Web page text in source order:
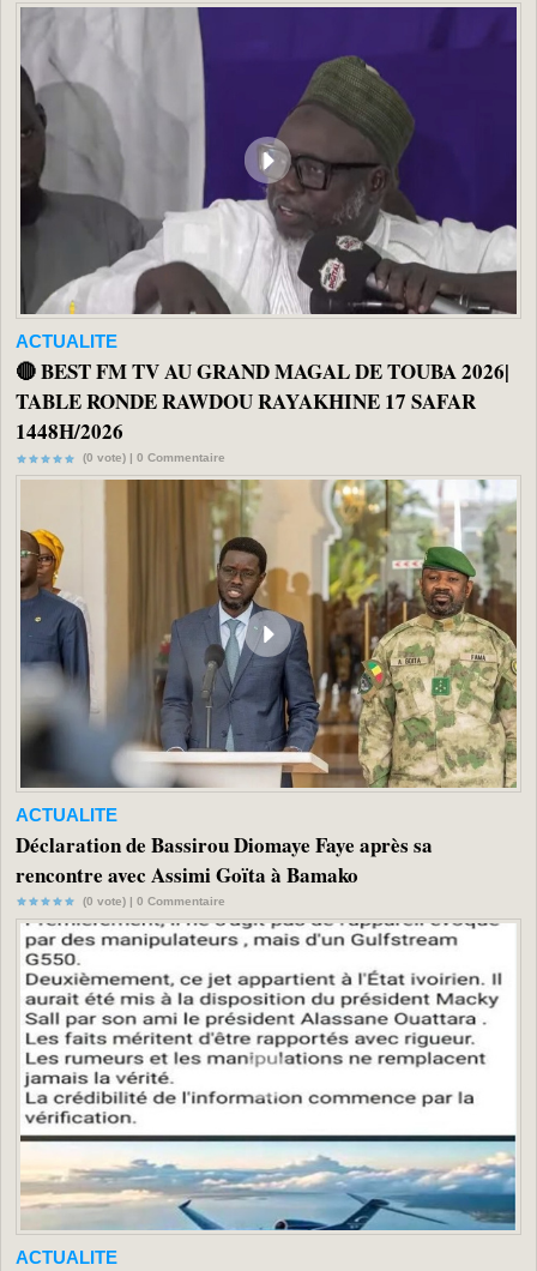
ACTUALITE
🔴 BEST FM TV AU GRAND MAGAL DE TOUBA 2026|
TABLE RONDE RAWDOU RAYAKHINE 17 SAFAR
1448H/2026
(0 vote) | 0 Commentaire
ACTUALITE
Déclaration de Bassirou Diomaye Faye après sa
rencontre avec Assimi Goïta à Bamako
(0 vote) | 0 Commentaire
ACTUALITE